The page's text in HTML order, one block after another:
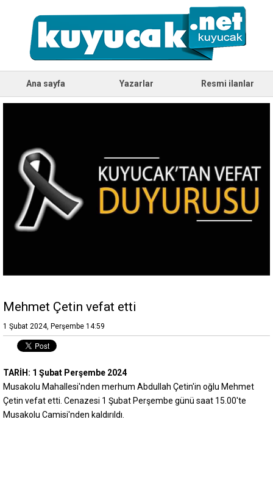
Ana sayfa Yazarlar Resmi ilanlar
Mehmet Çetin vefat etti
1 Şubat 2024, Perşembe 14:59
TARİH: 1 Şubat Perşembe 2024
Musakolu Mahallesi'nden merhum Abdullah Çetin'in oğlu Mehmet
Çetin vefat etti. Cenazesi 1 Şubat Perşembe günü saat 15.00'te
Musakolu Camisi'nden kaldırıldı.